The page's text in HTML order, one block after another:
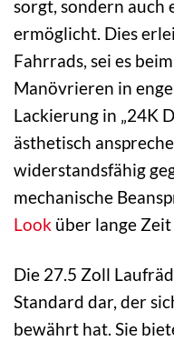
sorgt, sondern auch
ermöglicht. Dies
Fahrrads, sei es
Manövrieren in
Lackierung in „24K
ästhetisch
widerstandsfähig
mechanische
Look über lange
Die 27.5 Zoll
Standard dar, der
bewährt hat. Sie